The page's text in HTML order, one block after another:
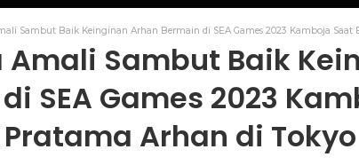
Sambut Baik Keinginan Arhan Bermain di SEA Games 2023 Kamboja Saat
Amali Sambut Baik
SEA Games 2023
Arhan di Tokyo